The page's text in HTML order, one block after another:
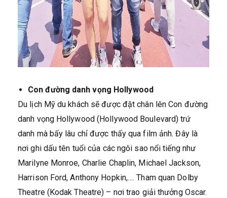
Con đường danh vọng Hollywood
Du lịch Mỹ du khách sẽ được đặt chân lên Con đường
danh vọng Hollywood (Hollywood Boulevard) trứ
danh mà bấy lâu chỉ được thấy qua film ảnh. Đây là
nơi ghi dấu tên tuổi của các ngôi sao nổi tiếng như
Marilyne Monroe, Charlie Chaplin, Michael Jackson,
Harrison Ford, Anthony Hopkin,…. Tham quan Dolby
Theatre (Kodak Theatre) – nơi trao giải thưởng Oscar.